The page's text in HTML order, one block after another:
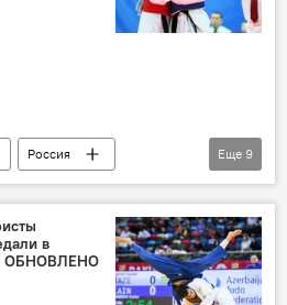
Россия
Азии"
Медали
Вольная борьба
Еще 9
в
ОБНОВЛЕНО